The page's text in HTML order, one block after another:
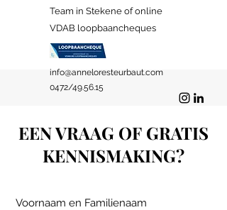
Team in Stekene of online
VDAB loopbaancheques
info@anneloresteurbaut.com
0472/49.56.15
EEN VRAAG OF GRATIS
KENNISMAKING?